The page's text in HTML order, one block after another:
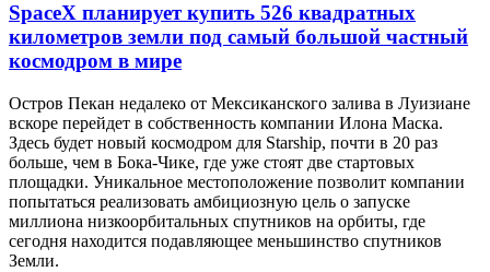
SpaceX планирует купить 526 квадратных
километров земли под самый большой частный
космодром в мире
Остров Пекан недалеко от Мексиканского залива в Луизиане
вскоре перейдет в собственность компании Илона Маска.
Здесь будет новый космодром для Starship, почти в 20 раз
больше, чем в Бока-Чике, где уже стоят две стартовых
площадки. Уникальное местоположение позволит компании
попытаться реализовать амбициозную цель о запуске
миллиона низкоорбитальных спутников на орбиты, где
сегодня находится подавляющее меньшинство спутников
Земли.